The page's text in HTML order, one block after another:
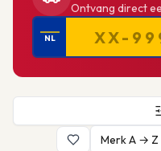
Ontvang direct
NL
Merk A → Z